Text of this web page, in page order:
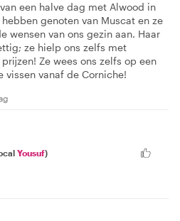
een halve dag met Alwood in
genoten van Muscat en ze
wensen van ons gezin aan. Haar
ze hielp ons zelfs met
Ze wees ons zelfs op een
vanaf de Corniche!
Yousuf)